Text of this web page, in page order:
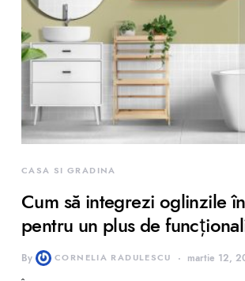
CASA SI GRADINA
Cum să integrezi oglinzile
pentru un plus de
By CORNELIA RADULESCU martie 12,